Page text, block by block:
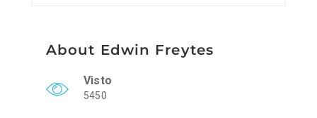
About Edwin Freytes
Visto
5450